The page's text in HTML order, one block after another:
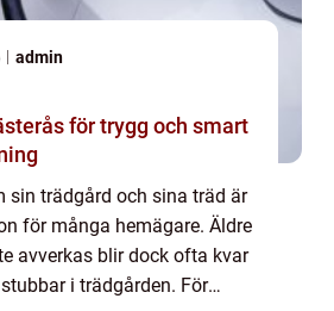
admin
för trygg och smart
sin trädgård och sina träd är
för många hemägare. Äldre
avverkas blir dock ofta kvar
i trädgården. För